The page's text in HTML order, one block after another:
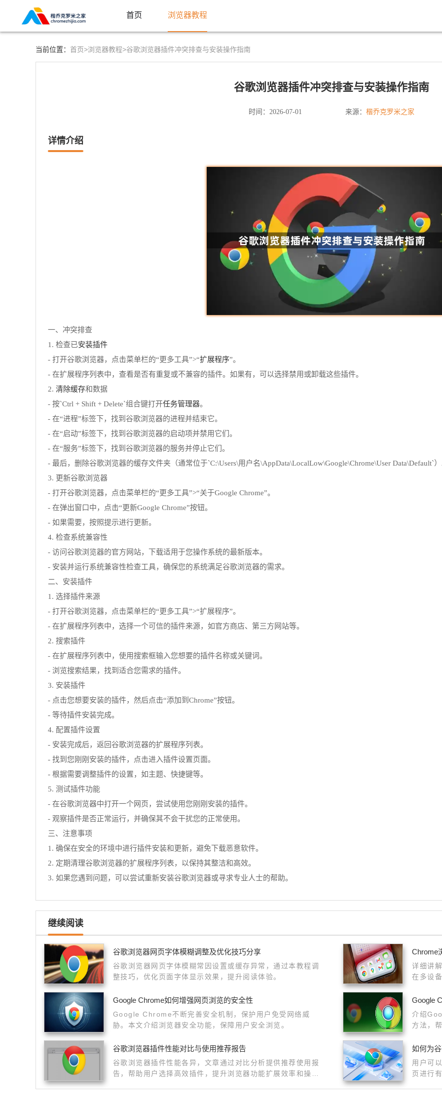
首页 浏览器教程
当前位置： 首页>浏览器教程>谷歌浏览器插件冲突排查与安装操作指南
谷歌浏览器插件冲突排查与安装操作指南
时间：2026-07-01 来源： 楷乔克罗米之家
详情介绍
一、冲突排查
1. 检查已安装插件
- 打开谷歌浏览器，点击菜单栏的“更多工具”>“扩展程序”。
- 在扩展程序列表中，查看是否有重复或不兼容的插件。如果有，可以选择禁用或卸载这些插件。
2. 清除缓存和数据
- 按`Ctrl + Shift + Delete`组合键打开任务管理器。
- 在“进程”标签下，找到谷歌浏览器的进程并结束它。
- 在“启动”标签下，找到谷歌浏览器的启动项并禁用它们。
- 在“服务”标签下，找到谷歌浏览器的服务并停止它们。
- 最后，删除谷歌浏览器的缓存文件夹（通常位于`C:\Users\用户名\AppData\LocalLow\Google\Chrome\User Data\Default`
3. 更新谷歌浏览器
- 打开谷歌浏览器，点击菜单栏的“更多工具”>“关于Google Chrome”。
- 在弹出窗口中，点击“更新Google Chrome”按钮。
- 如果需要，按照提示进行更新。
4. 检查系统兼容性
- 访问谷歌浏览器的官方网站，下载适用于您操作系统的最新版本。
- 安装并运行系统兼容性检查工具，确保您的系统满足谷歌浏览器的需求。
二、安装插件
1. 选择插件来源
- 打开谷歌浏览器，点击菜单栏的“更多工具”>“扩展程序”。
- 在扩展程序列表中，选择一个可信的插件来源，如官方商店、第三方网站等。
2. 搜索插件
- 在扩展程序列表中，使用搜索框输入您想要的插件名称或关键词。
- 浏览搜索结果，找到适合您需求的插件。
3. 安装插件
- 点击您想要安装的插件，然后点击“添加到Chrome”按钮。
- 等待插件安装完成。
4. 配置插件设置
- 安装完成后，返回谷歌浏览器的扩展程序列表。
- 找到您刚刚安装的插件，点击进入插件设置页面。
- 根据需要调整插件的设置，如主题、快捷键等。
5. 测试插件功能
- 在谷歌浏览器中打开一个网页，尝试使用您刚刚安装的插件。
- 观察插件是否正常运行，并确保其不会干扰您的正常使用。
三、注意事项
1. 确保在安全的环境中进行插件安装和更新，避免下载恶意软件。
2. 定期清理谷歌浏览器的扩展程序列表，以保持其整洁和高效。
3. 如果您遇到问题，可以尝试重新安装谷歌浏览器或寻求专业人士的帮助。
继续阅读
谷歌浏览器网页字体模糊调整及优化技巧分享
谷歌浏览器网页字体模糊常因设置或缓存异常，通过本教程调
整技巧，优化页面字体显示效果，提升阅读体验。
Chrome
详细讲
在多设
Google Chrome如何增强网页浏览的安全性
Google Chrome不断完善安全机制，保护用户免受网络威
胁。本文介绍浏览器安全功能，保障用户安全浏览。
Google
介绍
方法，
谷歌浏览器插件性能对比与使用推荐报告
谷歌浏览器插件性能各异，文章通过对比分析提供推荐使用报
告，帮助用户选择高效插件，提升浏览器功能扩展效率和操作
如何为
用户可
页进行